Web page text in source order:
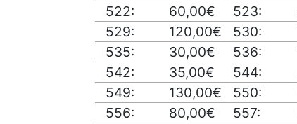
522:
60,00€ 523:
529:
120,00€ 530:
535:
30,00€ 536:
542:
35,00€ 544:
549:
130,00€ 550:
556:
80,00€ 557: